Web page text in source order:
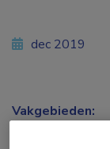
dec 2019
Vakgebieden: